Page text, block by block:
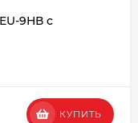
9НВ с
КУПИТЬ